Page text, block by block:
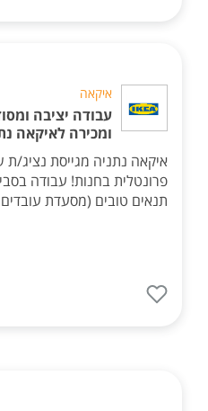
איקאה
עבודה יציבה
ומכירה לאיקאה
איקאה נתניה מגייסת נציג/ת
פרונטלית בחנות! עבודה
תנאים טובים (מסעדת